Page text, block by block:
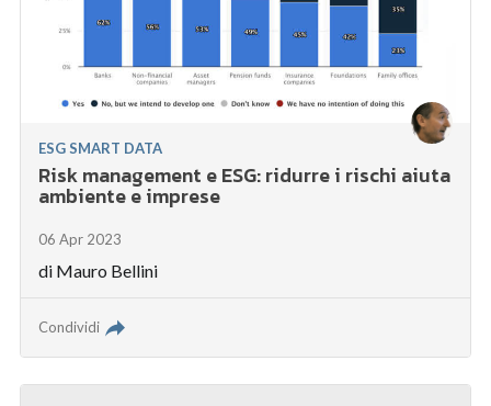
ESG SMART DATA
Risk management e ESG: ridurre i rischi aiuta
ambiente e imprese
06 Apr 2023
di Mauro Bellini
Condividi